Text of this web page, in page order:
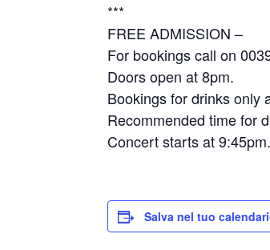
***
FREE ADMISSION –
For bookings call on
Doors open at 8pm.
Bookings for drinks only
Recommended time for
Concert starts at 9:45pm.
Salva nel tuo